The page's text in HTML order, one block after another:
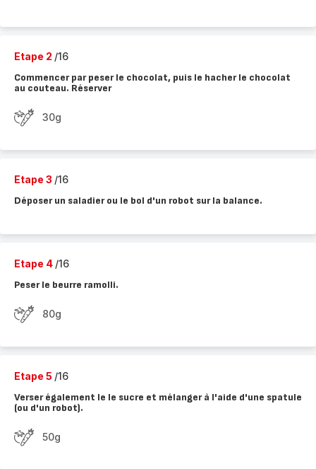
Etape 2 /16
Commencer par peser le chocolat, puis le hacher le chocolat
au couteau. Réserver
30g
Etape 3 /16
Déposer un saladier ou le bol d'un robot sur la balance.
Etape 4 /16
Peser le beurre ramolli.
80g
Etape 5 /16
Verser également le le sucre et mélanger à l'aide d'une spatule
(ou d'un robot).
50g